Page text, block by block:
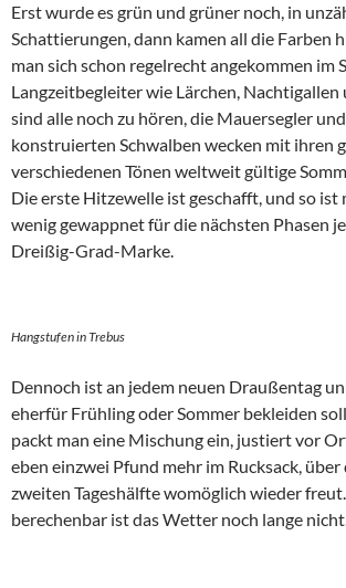
Erst wurde es grün und grüner noch, in
Schattierungen, dann kamen all die Farben
man sich schon regelrecht angekommen im
Langzeitbegleiter wie Lärchen, Nachtigallen
sind alle noch zu hören, die Mauersegler
konstruierten Schwalben wecken mit ihren
verschiedenen Tönen weltweit gültige
Die erste Hitzewelle ist geschafft, und so ist
wenig gewappnet für die nächsten Phasen
Dreißig-Grad-Marke.
Hangstufen in Trebus
Dennoch ist an jedem neuen Draußentag
eherfür Frühling oder Sommer bekleiden
packt man eine Mischung ein, justiert vor
eben einzwei Pfund mehr im Rucksack, über
zweiten Tageshälfte womöglich wieder
berechenbar ist das Wetter noch lange